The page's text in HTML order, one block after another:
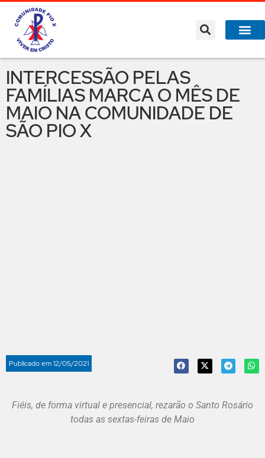
INTERCESSÃO PELAS
FAMÍLIAS MARCA O MÊS DE
MAIO NA COMUNIDADE DE
SÃO PIO X
Publicado em12/05/2021
Fiéis, de forma virtual e presencial, rezarão o Santo Rosário
todas as sextas-feiras de Maio